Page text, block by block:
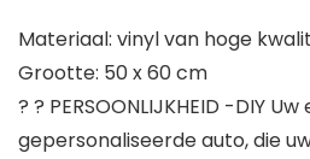
Materiaal: vinyl van hoge
Grootte: 50 x 60 cm
? ? PERSOONLIJKHEID -DIY Uw
gepersonaliseerde auto, die